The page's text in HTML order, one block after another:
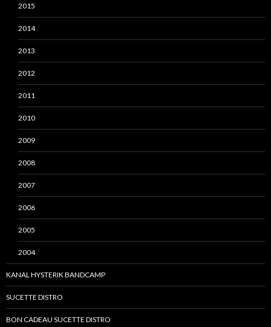
2015
2014
2013
2012
2011
2010
2009
2008
2007
2006
2005
2004
KANAL HYSTERIK BANDCAMP
SUCETTE DISTRO
BON CADEAU SUCETTE DISTRO